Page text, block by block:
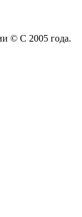
© С 2005 года.